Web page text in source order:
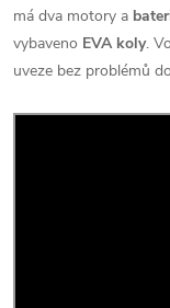
má dva motory a
vybaveno EVA koly.
uveze bez problémů